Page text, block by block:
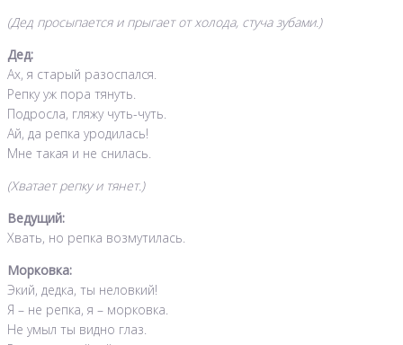
(Дед просыпается и прыгает от холода, стуча зубами.)
Дед:
Ах, я старый разоспался.
Репку уж пора тянуть.
Подросла, гляжу чуть-чуть.
Ай, да репка уродилась!
Мне такая и не снилась.
(Хватает репку и тянет.)
Ведущий:
Хвать, но репка возмутилась.
Морковка:
Экий, дедка, ты неловкий!
Я – не репка, я – морковка.
Не умыл ты видно глаз.